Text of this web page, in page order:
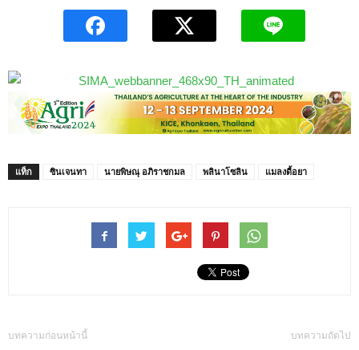
แท็ก ซินเจนทา นายพิษณุ อภิราชกมล พลินาโซลิน แมลงดื้อยา
บทความก่อนหน้านี้ บทความถัดไป